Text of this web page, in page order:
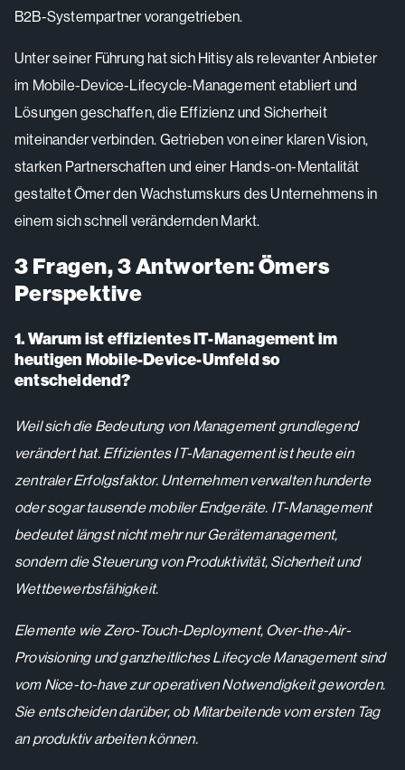
B2B-Systempartner vorangetrieben.
Unter seiner Führung hat sich Hitisy als relevanter Anbieter
im Mobile-Device-Lifecycle-Management etabliert und
Lösungen geschaffen, die Effizienz und Sicherheit
miteinander verbinden. Getrieben von einer klaren Vision,
starken Partnerschaften und einer Hands-on-Mentalität
gestaltet Ömer den Wachstumskurs des Unternehmens in
einem sich schnell verändernden Markt.
3 Fragen, 3 Antworten: Ömers
Perspektive
1. Warum ist effizientes IT-Management im
heutigen Mobile-Device-Umfeld so
entscheidend?
Weil sich die Bedeutung von Management grundlegend
verändert hat. Effizientes IT-Management ist heute ein
zentraler Erfolgsfaktor. Unternehmen verwalten hunderte
oder sogar tausende mobiler Endgeräte. IT-Management
bedeutet längst nicht mehr nur Gerätemanagement,
sondern die Steuerung von Produktivität, Sicherheit und
Wettbewerbsfähigkeit.
Elemente wie Zero-Touch-Deployment, Over-the-Air-
Provisioning und ganzheitliches Lifecycle Management sind
vom Nice-to-have zur operativen Notwendigkeit geworden.
Sie entscheiden darüber, ob Mitarbeitende vom ersten Tag
an produktiv arbeiten können.